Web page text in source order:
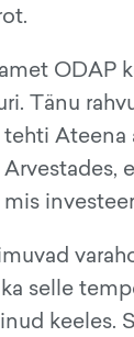
ODAP
Tänu
tehti
selle
keeles.